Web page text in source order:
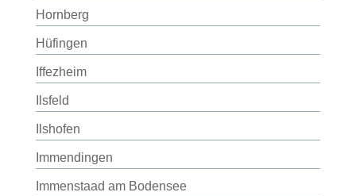
Hornberg
Hüfingen
Iffezheim
Ilsfeld
Ilshofen
Immendingen
Immenstaad am Bodensee